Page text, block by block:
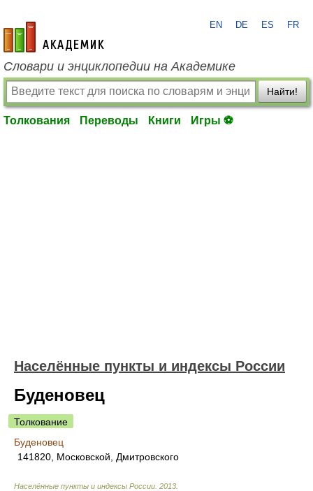
academic.ru
EN DE ES FR
Словари и энциклопедии на Академике
Найти!
Толкования Переводы Книги Игры ⚽
Населённые пункты и индексы России
Буденовец
Толкование
Буденовец
141820, Московской, Дмитровского
Населённые пункты и индексы России 2013